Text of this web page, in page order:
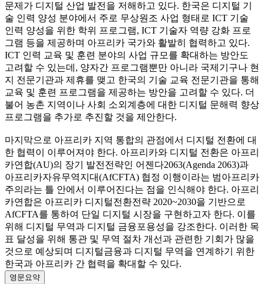
문제가 디지털 산업 발전을 저해하고 있다. 한국은 디지털 기
술 인력 양성 분야에서 주로 무상원조 사업 형태로 ICT 기술
인력 양성을 위한 학위 프로그램, ICT 기술자 역량 강화 프로
그램 등을 제공하며 아프리카 국가와 활발히 협력하고 있다.
ICT 인력 교육 및 훈련 분야의 사업 규모를 확대하는 방안도
고려할 수 있는데, 양자간 프로그램뿐만 아니라 국제기구나 현
지 전문기관과 제휴를 맺고 한국의 기술 교육 전문기관을 통해
교육 및 훈련 프로그램을 제공하는 방안을 고려할 수 있다. 더
불어 농촌 지역이나 사회 소외계층에 대한 디지털 문해력 향상
프로그램을 추가로 추진할 것을 제안한다.
마지막으로 아프리카 지역 통합의 관점에서 디지털 전환에 대
한 협력이 이루어져야 한다. 아프리카와 디지털 전환은 아프리
카연합(AU)의 장기 발전전략인 어젠다2063(Agenda 2063)과
아프리카자유무역지대(AfCFTA) 협정 이행이라는 범아프리카
주의라는 틀 안에서 이루어진다는 점을 인식해야 한다. 아프리
카연합은 아프리카 디지털전환전략 2020~2030을 기반으로
AfCFTA를 통하여 단일 디지털 시장을 구현하고자 한다. 이를
위해 디지털 무역과 디지털 금융포용성을 강조한다. 이러한 목
표 달성을 위해 통관 및 무역 절차 개선과 관련한 기회가 많을
것으로 예상되며 디지털금융과 디지털 무역을 연계하기 위한
한국과 아프리카 간 협력을 확대할 수 있다.
영문요약